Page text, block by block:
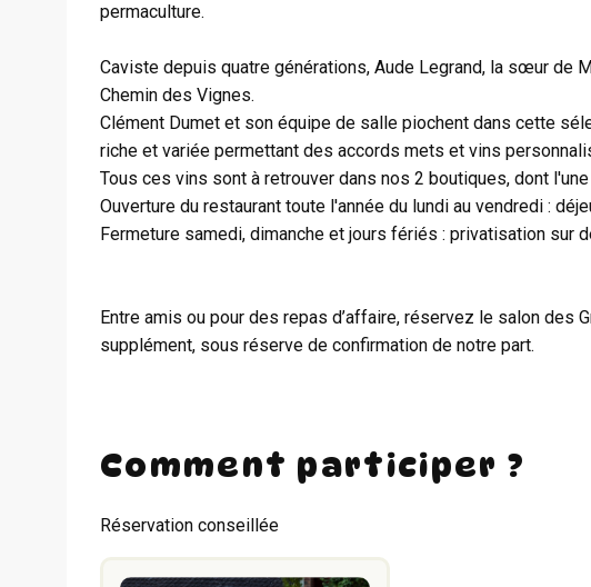
permaculture.
Caviste depuis quatre générations, Aude Legrand, la sœur de
Chemin des Vignes.
Clément Dumet et son équipe de salle piochent dans cette
riche et variée permettant des accords mets et vins
Tous ces vins sont à retrouver dans nos 2 boutiques, dont
Ouverture du restaurant toute l'année du lundi au vendredi :
Fermeture samedi, dimanche et jours fériés : privatisation sur
Entre amis ou pour des repas d’affaire, réservez le salon des
supplément, sous réserve de confirmation de notre part.
Comment participer ?
Réservation conseillée